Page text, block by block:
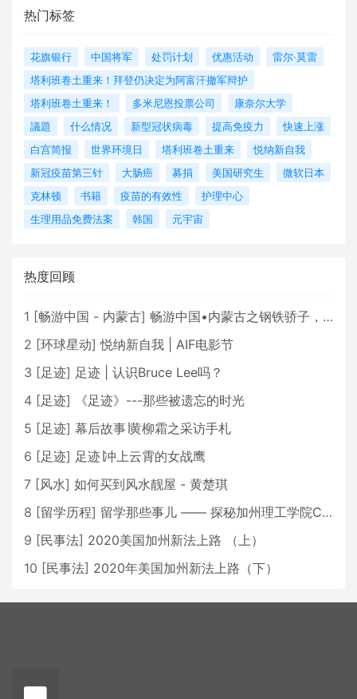
热门标签
花旗银行 中国将军 处罚计划 优惠活动
雷尔·莫雷
塔利班卷土重来！拜登仍决定为阿富汗撤军辩护
塔利班卷土重来！
多米尼恩投票公司
康奈尔大学
議題
什么情况 新型冠状病毒 提高免疫力
快速上涨
白宫简报
世界环境日 塔利班卷土重来
悦纳新自我
新冠疫苗第三针
大肠癌 募捐 美国研究生
微软日本
克林顿
书籍 疫苗的有效性
护理中心
生理用品免费法案
韩国 元宇宙
热度回顾
1 [畅游中国 - 内蒙古] 畅游中国•内蒙古之钢铁骄子，魅力包头
2 [环球星动] 悦纳新自我 | AIF电影节
3 [足迹] 足迹 | 认识Bruce Lee吗？
4 [足迹]
《足迹》---那些被遗忘的时光
5 [足迹] 幕后故事∣黄柳霜之采访手札
6 [足迹] 足迹∣冲上云霄的女战鹰
7 [风水] 如何买到风水靓屋 - 黄楚琪
8 [留学历程] 留学那些事儿 —— 探秘加州理工学院Caltech博士生活 [上集]
9 [民事法] 2020美国加州新法上路 （上）
10 [民事法] 2020年美国加州新法上路（下）